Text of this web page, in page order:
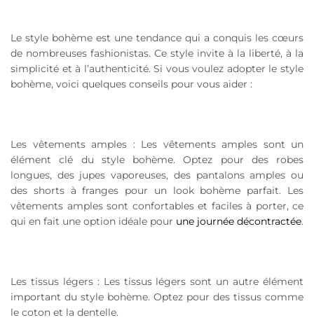
Le style bohème est une tendance qui a conquis les cœurs
de nombreuses fashionistas. Ce style invite à la liberté, à la
simplicité et à l’authenticité. Si vous voulez adopter le style
bohème, voici quelques conseils pour vous aider :
Les vêtements amples : Les vêtements amples sont un
élément clé du style bohème. Optez pour des robes
longues, des jupes vaporeuses, des pantalons amples ou
des shorts à franges pour un look bohème parfait. Les
vêtements amples sont confortables et faciles à porter, ce
qui en fait une option idéale pour une journée décontractée.
Les tissus légers : Les tissus légers sont un autre élément
important du style bohème. Optez pour des tissus comme
le coton et la dentelle.